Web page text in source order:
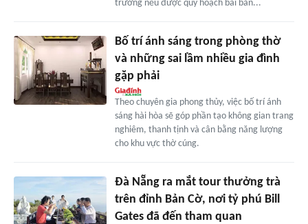
trưởng nếu được quy hoạch bài bản...
Bố trí ánh sáng trong phòng thờ
và những sai lầm nhiều gia đình
gặp phải
Theo chuyên gia phong thủy, việc bố trí ánh
sáng hài hòa sẽ góp phần tạo không gian trang
nghiêm, thanh tịnh và cân bằng năng lượng
cho khu vực thờ cúng.
Đà Nẵng ra mắt tour thưởng trà
trên đỉnh Bản Cờ, nơi tỷ phú Bill
Gates đã đến tham quan